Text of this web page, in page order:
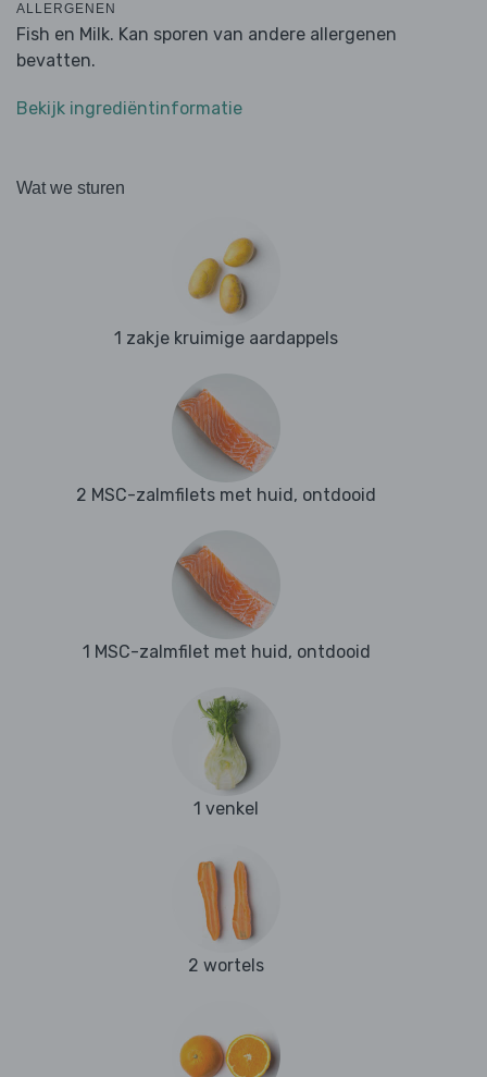
ALLERGENEN
Fish en Milk. Kan sporen van andere allergenen
bevatten.
Bekijk ingrediëntinformatie
Wat we sturen
1 zakje kruimige aardappels
2 MSC-zalmfilets met huid, ontdooid
1 MSC-zalmfilet met huid, ontdooid
1 venkel
2 wortels